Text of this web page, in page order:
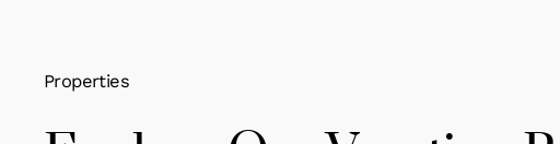
Properties